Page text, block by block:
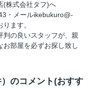
(株式会社タフ)へ
・メールikebukuro@-
ます。
判の良いスタッフが、親
部屋を必ずお探し致し
のコメント(おすす